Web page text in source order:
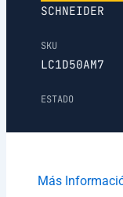
SCHNEIDER
SKU
LC1D50AM7
ESTADO
Más